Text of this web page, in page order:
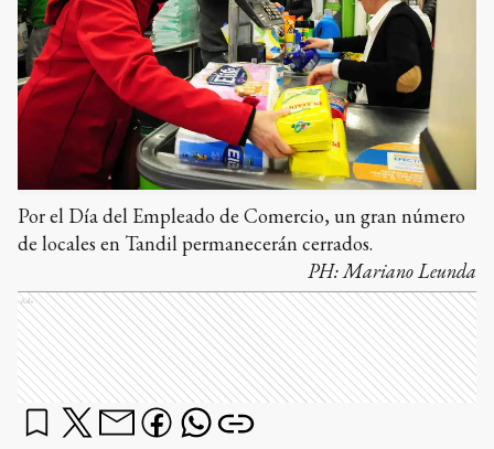
Por el Día del Empleado de Comercio, un gran número
de locales en Tandil permanecerán cerrados.
PH:Mariano Leunda
Ads